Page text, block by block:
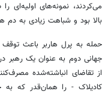
می‌کردند، نمونه‌های اولیه‌ای
بالا بود و شباهت زیادی به دم
حمله به پرل هاربر باعث
جهانی دوم به عنوان یک رهبر
از تقاضای انباشته‌شده
کادیلاک - را همان‌قدر که